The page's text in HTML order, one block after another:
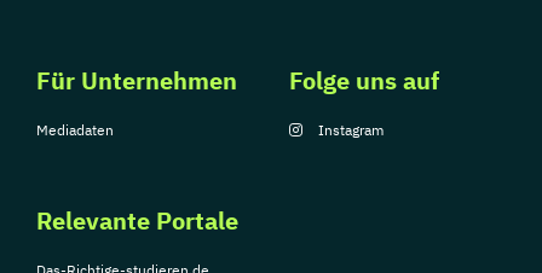
Für Unternehmen
Mediadaten
Relevante Portale
Folge uns auf
Instagram